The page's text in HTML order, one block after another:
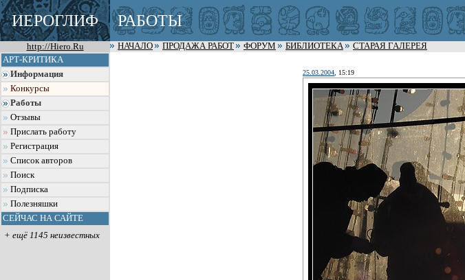
ИЕРОГЛИФ РАБОТЫ
http://Hiero.Ru НАЧАЛО ПРОДАЖА РАБОТ ФОРУМ БИБЛИОТЕКА
СТАРАЯ ГАЛЕРЕЯ
АРТ-КРИТИКА
Информация
Конкурсы
Работы
Отзывы
Прислать работу
Регистрация
Список авторов
Поиск
Подписка
Полезняшки
СЕЙЧАС НА САЙТЕ
+ ещё 1145 неизвестных
25.03.2004 , 15:19